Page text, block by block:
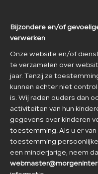
Bijzondere en/of
verwerken
Onze website en/of
te verzamelen over
jaar. Tenzij ze
kunnen echter niet
is. Wij raden ouders dan
activiteiten van hun
gegevens over kinderen
toestemming. Als u er
toestemming
een minderjarige, neem